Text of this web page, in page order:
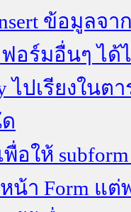
ข้อมูลจา
ฟอร์มอื่นๆ ได้
ไปเรียงในตา
อให้
น้า Form แ